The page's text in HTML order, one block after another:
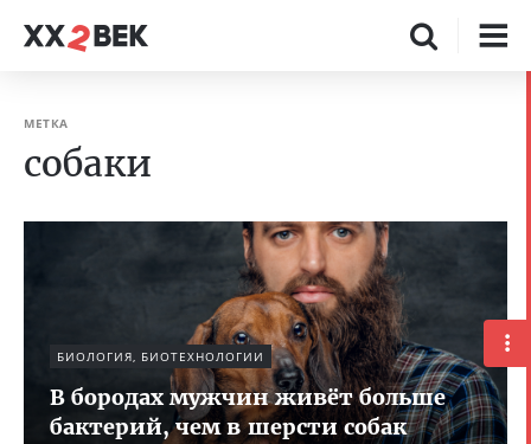
МЕТКА
собаки
БИОЛОГИЯ, БИОТЕХНОЛОГИИ
В бородах мужчин живёт больше
бактерий, чем в шерсти собак